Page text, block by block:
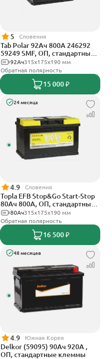
5 Словения
Tab Polar 92Ач 800А 246292
59249 SMF, ОП, стандартные
клеммы315x175x190 мм
92Ач
Обратная полярность
15 000 ₽
24 месяца
4.9 Словения
Topla EFB Stop&Go Start-Stop
80Ач 800А, ОП, стандартные
клеммы315x175x190 мм
80Ач
Обратная полярность
16 500 ₽
48 месяцев
4.9 Южная Корея
Delkor (59095) 90Ач 920А ,
ОП, стандартные клеммы